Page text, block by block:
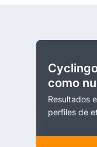
como
Resultados
perfiles de